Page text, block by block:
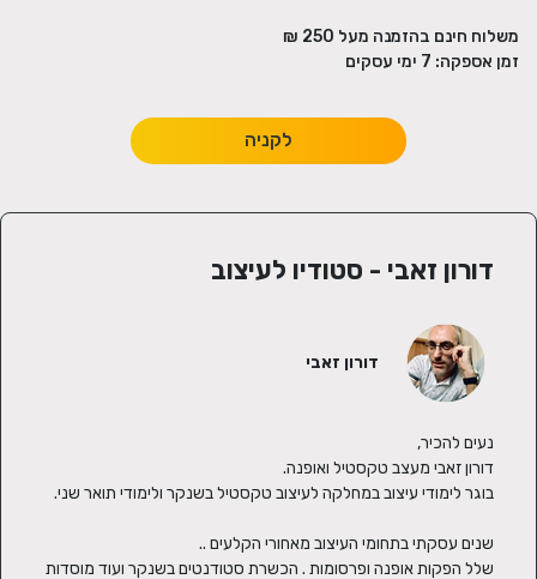
משלוח חינם בהזמנה מעל 250
₪
זמן אספקה: 7 ימי עסקים
לקניה
דורון זאבי - סטודיו לעיצוב
דורון זאבי